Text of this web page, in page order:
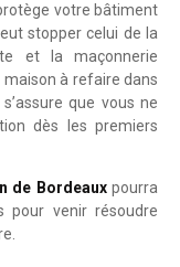
votre bâtiment
stopper celui de la
et la maçonnerie
à refaire dans
que vous ne
dès les premiers
de Bordeauxpourra
pour venir résoudre